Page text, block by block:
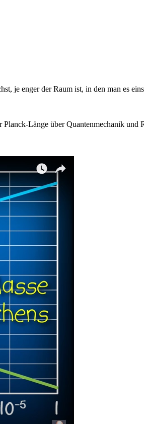
je enger der Raum ist, in den man es
Länge über Quantenmechanik und